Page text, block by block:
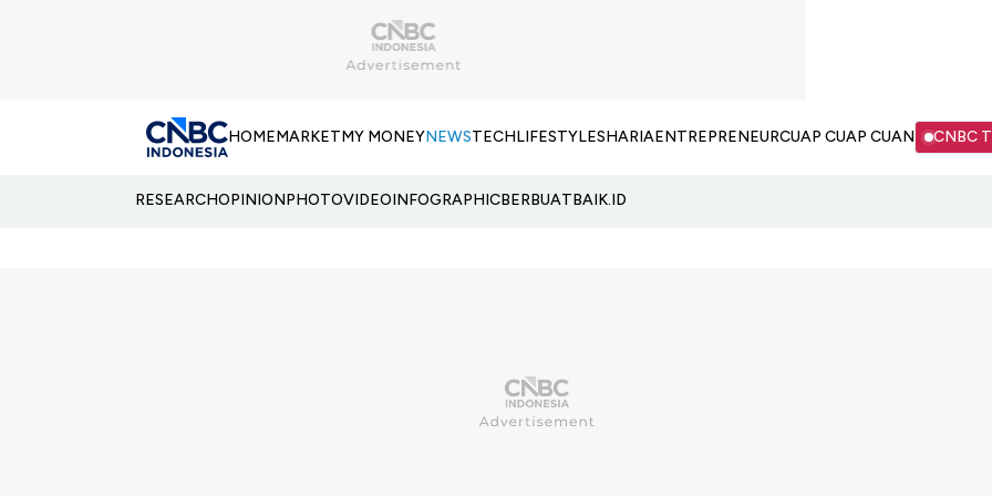
HOMEMARKETMY MONEYNEWSTECHLIFESTYLESHARIAENTREPRENEURCUAP CUAP CUAN CNBC
RESEARCHOPINIONPHOTOVIDEOINFOGRAPHICBERBUATBAIK.ID